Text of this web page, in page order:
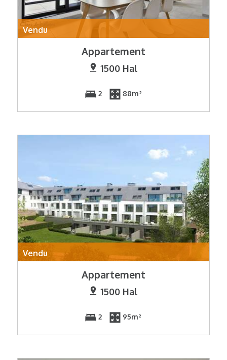
Vendu
Appartement
1500 Hal
2 88m²
Vendu
Appartement
1500 Hal
2 95m²